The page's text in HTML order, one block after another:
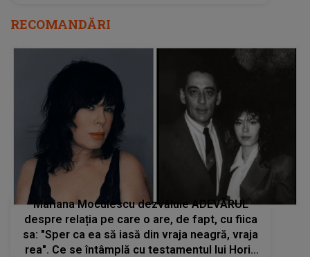
RECOMANDĂRI
Mariana Moculescu dezvăluie ADEVĂRUL
despre relația pe care o are, de fapt, cu fiica
sa: "Sper ca ea să iasă din vraja neagră, vraja
rea". Ce se întâmplă cu testamentul lui Horia